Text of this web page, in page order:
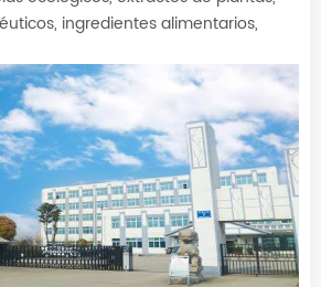
ingredientes alimentarios,